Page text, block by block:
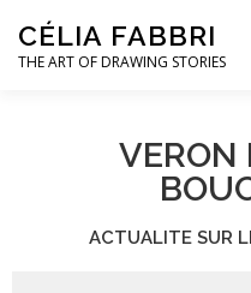
CÉLIA FABBRI
THE ART OF DRAWING STORIES
VERON
ACTUALITE SUR